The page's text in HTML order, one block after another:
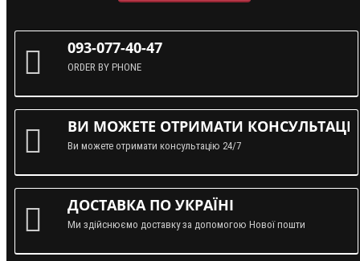
093-077-40-47
ORDER BY PHONE
ВИ МОЖЕТЕ ОТРИМАТИ
Ви можете отримати консультацію 24/7
ДОСТАВКА ПО УКРАЇНІ
Ми здійснюємо доставку за допомогою Нової пошти